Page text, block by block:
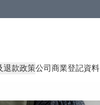
退款政策公司商業登記資料